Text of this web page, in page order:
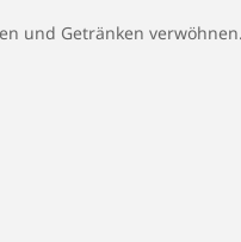
und Getränken verwöhnen.